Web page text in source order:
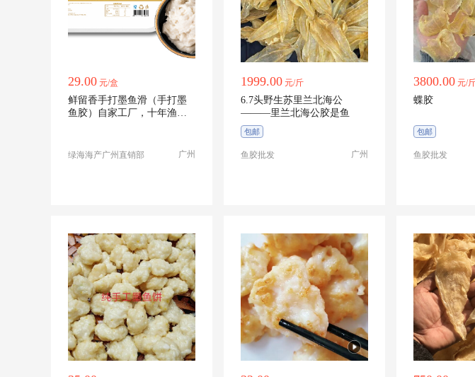
29.00 元/盒
鲜留香手打墨鱼滑（手打墨
鱼胶）自家工厂，十年渔家
绿海海产广州直销部 广州
1999.00 元/斤
6.7头野生苏里兰‮海北‬公‮
包邮
鱼胶批发 广州
3800.00 元/
蝶胶
包邮
鱼胶批发